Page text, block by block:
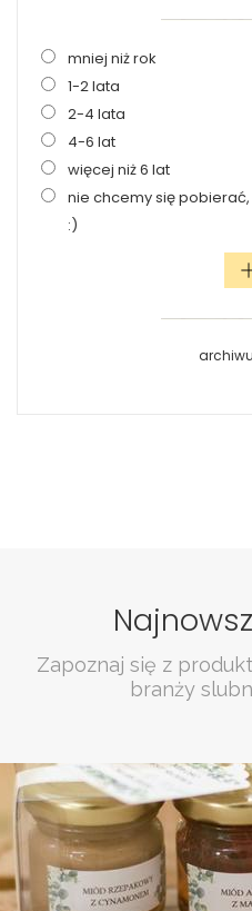
mniej niż rok
1-2 lata
2-4 lata
4-6 lat
więcej niż 6 lat
nie chcemy się
:)
Zapoznaj się z
branży